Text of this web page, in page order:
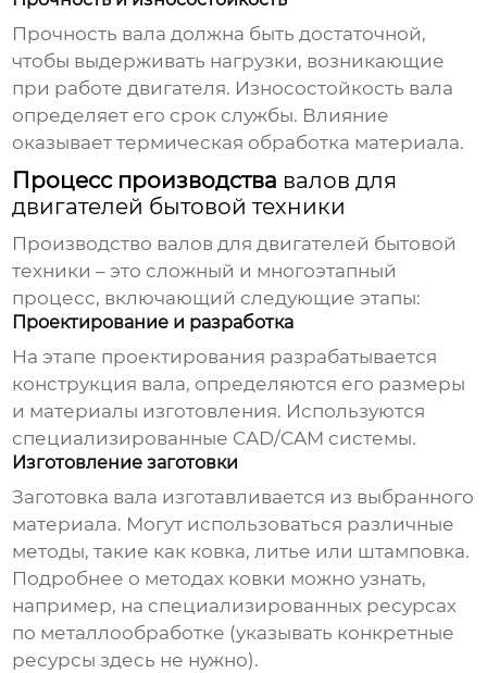
Прочность вала должна быть достаточной,
чтобы выдерживать нагрузки, возникающие
при работе двигателя. Износостойкость вала
определяет его срок службы. Влияние
оказывает термическая обработка материала.
Процесс производства валов для
двигателей бытовой техники
Производство валов для двигателей бытовой
техники – это сложный и многоэтапный
процесс, включающий следующие этапы:
Проектирование и разработка
На этапе проектирования разрабатывается
конструкция вала, определяются его размеры
и материалы изготовления. Используются
специализированные CAD/CAM системы.
Изготовление заготовки
Заготовка вала изготавливается из выбранного
материала. Могут использоваться различные
методы, такие как ковка, литье или штамповка.
Подробнее о методах ковки можно узнать,
например, на специализированных ресурсах
по металлообработке (указывать конкретные
ресурсы здесь не нужно).